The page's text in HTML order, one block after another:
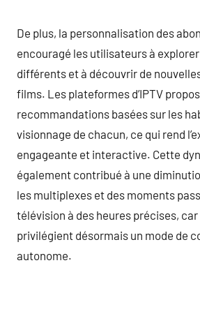
De plus, la personnalisation des
encouragé les utilisateurs à
différents et à découvrir de
films. Les plateformes d’IPTV
recommandations basées sur les
visionnage de chacun, ce qui rend
engageante et interactive. Cette
également contribué à une
les multiplexes et des moments
télévision à des heures précises,
privilégient désormais un mode de
autonome.